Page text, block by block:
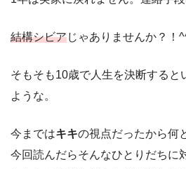
結構シビアじゃありませんか？！
そもそも10歳で人生を決断すると
ような。
今まではキキの視点だったから何
今回読んだらそんなひとりだちに